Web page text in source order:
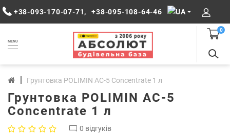
+38-093-170-07-71, +38-095-108-64-46
MENU
0
Грунтовка POLIMIN АС-5 Concentrate 1 л
Грунтовка POLIMIN АС-5
Concentrate 1 л
0 відгуків